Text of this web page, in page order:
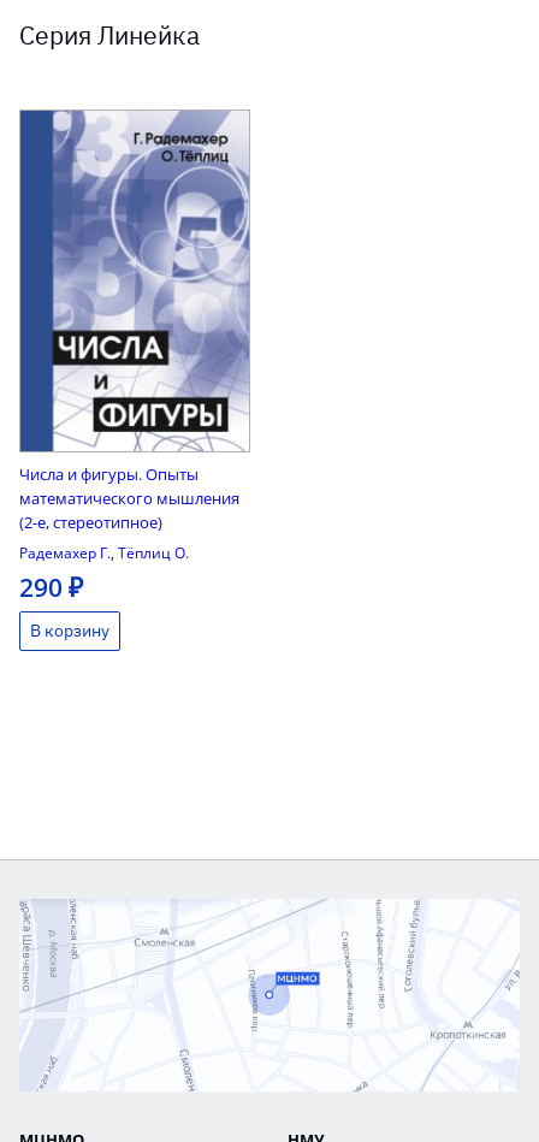
Серия Линейка
Числа и фигуры. Опыты
математического мышления
(2-е, стереотипное)
Радемахер Г.,Тёплиц О.
290 ₽